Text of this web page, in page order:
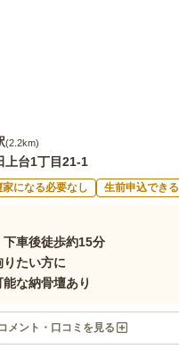
(2.2km)
上台1丁目21-1
家になる必要なし 生前申込できる
車後徒歩約15分
りたい方に
な納骨壇あり
コメント・口コミを見る